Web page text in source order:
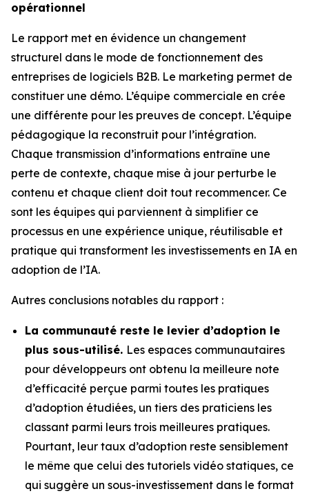
opérationnel
Le rapport met en évidence un changement
structurel dans le mode de fonctionnement des
entreprises de logiciels B2B. Le marketing permet de
constituer une démo. L’équipe commerciale en crée
une différente pour les preuves de concept. L’équipe
pédagogique la reconstruit pour l’intégration.
Chaque transmission d’informations entraîne une
perte de contexte, chaque mise à jour perturbe le
contenu et chaque client doit tout recommencer. Ce
sont les équipes qui parviennent à simplifier ce
processus en une expérience unique, réutilisable et
pratique qui transforment les investissements en IA en
adoption de l’IA.
Autres conclusions notables du rapport :
La communauté reste le levier d’adoption le
plus sous-utilisé. Les espaces communautaires
pour développeurs ont obtenu la meilleure note
d’efficacité perçue parmi toutes les pratiques
d’adoption étudiées, un tiers des praticiens les
classant parmi leurs trois meilleures pratiques.
Pourtant, leur taux d’adoption reste sensiblement
le même que celui des tutoriels vidéo statiques, ce
qui suggère un sous-investissement dans le format